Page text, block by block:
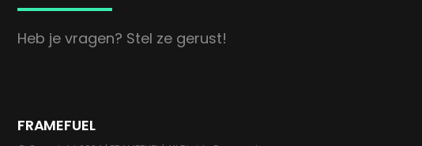
Heb je vragen? Stel ze gerust!
FRAMEFUEL